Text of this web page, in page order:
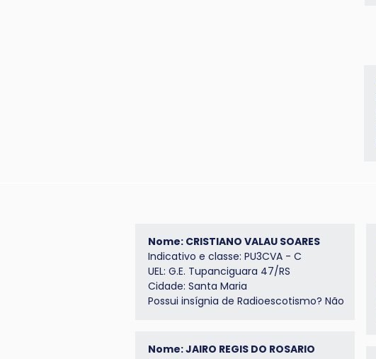
Nome: CRISTIANO VALAU SOARES
Indicativo e classe: PU3CVA - C
UEL: G.E. Tupanciguara 47/RS
Cidade: Santa Maria
Possui insígnia de Radioescotismo? Não
Nome: JAIRO REGIS DO ROSARIO